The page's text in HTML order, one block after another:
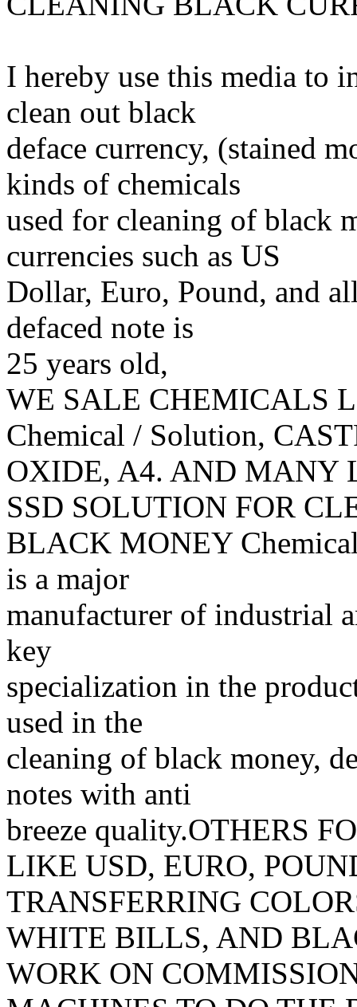
I hereby use this media to
clean out black
deface currency, (stained
kinds of chemicals
used for cleaning of black
currencies such as US
Dollar, Euro, Pound, and
defaced note is
25 years old,
WE SALE CHEMICALS
Chemical / Solution,
OXIDE, A4. AND MANY
SSD SOLUTION FOR
BLACK MONEY
is a major
manufacturer of industrial
key
specialization in the
used in the
cleaning of black money,
notes with anti
breeze quality.OTHERS
LIKE USD, EURO,
TRANSFERRING
WHITE BILLS, AND
WORK ON